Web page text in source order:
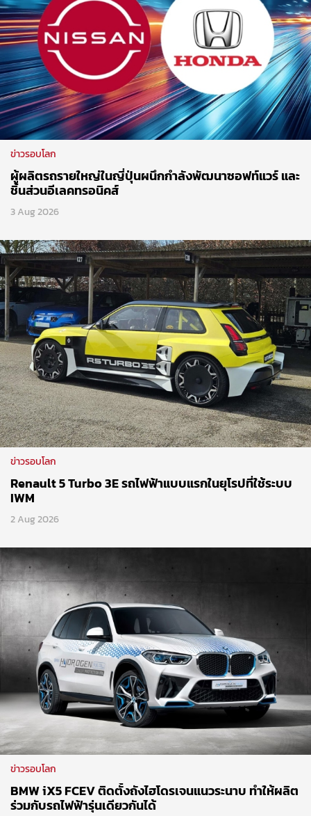
ข่าวรอบโลก
ผู้ผลิตรถรายใหญ่ในญี่ปุ่นผนึกกำลังพัฒนาซอฟท์แวร์ และ
ชิ้นส่วนอีเลคทรอนิคส์
3 Aug 2026
ข่าวรอบโลก
Renault 5 Turbo 3E รถไฟฟ้าแบบแรกในยุโรปที่ใช้ระบบ
IWM
2 Aug 2026
ข่าวรอบโลก
BMW iX5 FCEV ติดตั้งถังไฮโดรเจนแนวระนาบ ทำให้ผลิต
ร่วมกับรถไฟฟ้ารุ่นเดียวกันได้